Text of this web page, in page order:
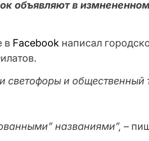
объявляют в
в Facebook написал
светофоры и общественный
названиями”, –